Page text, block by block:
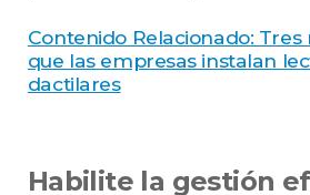
Contenido Relacionado: Tres
que las empresas instalan
dactilares
Habilite la gestión